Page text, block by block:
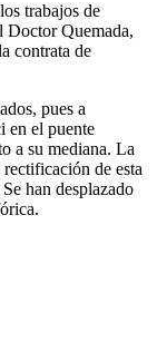
trabajos de
Doctor Quemada,
contrata de
pues a
en el puente
a su mediana. La
de esta
han desplazado